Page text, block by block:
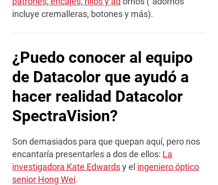
incluye cremalleras, botones y más).
¿Puedo conocer al equipo
de Datacolor que ayudó a
hacer realidad Datacolor
SpectraVision?
Son demasiados para que quepan aquí, pero nos
encantaría presentarles a dos de ellos: La
investigadora Kate Edwardsy el ingeniero óptico
senior Hong Wei.